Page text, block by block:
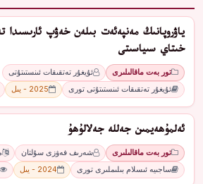
ياۋروپانىڭ مەنپەئەت بىلەن خەۋپ ئارىسىدا
خىتاي سىياسىتى
تور بەت ماقالىلىرى
ئۇيغۇر تەتقىقات ئىنستىتۇتى
ئۇيغۇر تەتقىقات ئىنستىتۇتى تورى
2025 - يىل
ئەلمۇھەيمىن جەللە جەلالۇھۇ
تور بەت ماقالىلىرى شەرىف فەۋزى سۇلتان
ساجىيە ئىسلام بىلىملىرى تورى
2024 - يىل